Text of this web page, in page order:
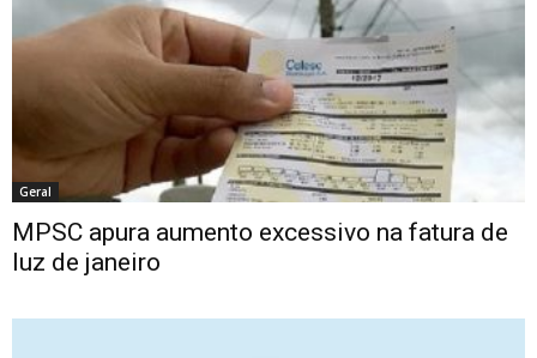
Geral
MPSC apura aumento excessivo na fatura de
luz de janeiro